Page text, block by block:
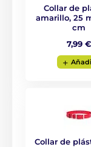
Collar de
amarillo, 25
cm
7,99 €
Collar de